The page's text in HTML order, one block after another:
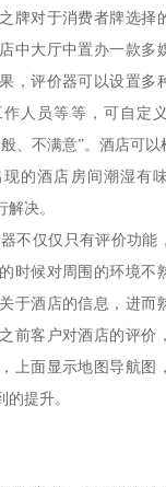
牌对于消费者牌选择
中大厅中置办一款多
，评价器可以设置多
人员等等，可自定
、不满意”。酒店可
的酒店房间潮湿有
决。
不仅仅只有评价功能
时候对周围的环境不
于酒店的信息，进而
前客户对酒店的评价
上面显示地图导航图
提升。